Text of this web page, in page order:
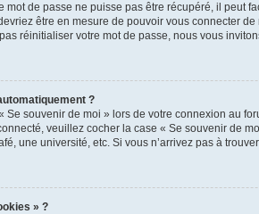
mot de passe ne puisse pas être récupéré, il peut
être en mesure de pouvoir vous connecter
réinitialiser votre mot de passe, nous vous
?
Se souvenir de moi » lors de votre connexion au
veuillez cocher la case « Se souvenir de
une université, etc. Si vous n’arrivez pas à
» ?